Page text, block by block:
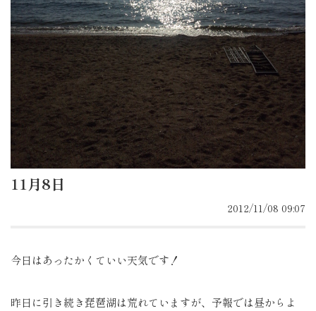
11月8日
2012/11/08 09:07
今日はあったかくていい天気です！
昨日に引き続き琵琶湖は荒れていますが、予報では昼からよ